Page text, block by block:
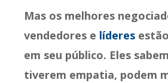
Mas os melhores
vendedores e líderes
em seu público. Eles
tiverem empatia, podem